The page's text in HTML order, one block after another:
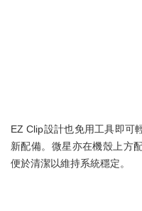
EZ Clip設計也免用工具即可
新配備。微星亦在機殼上方
便於清潔以維持系統穩定。